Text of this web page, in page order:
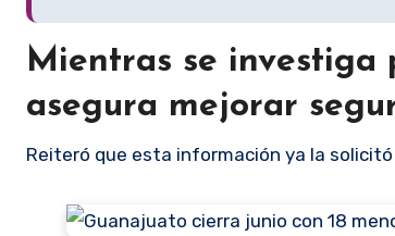
Mientras se investiga
asegura mejorar
Reiteró que esta información ya la